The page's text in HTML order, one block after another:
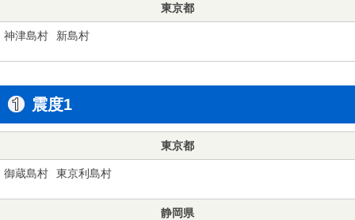
東京都
神津島村 新島村
震度1
東京都
御蔵島村 東京利島村
静岡県